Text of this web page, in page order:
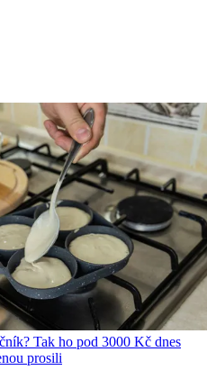
Tak ho pod 3000 Kč dnes
prosili